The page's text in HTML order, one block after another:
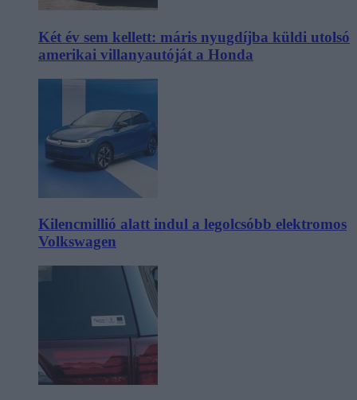
Két év sem kellett: máris nyugdíjba küldi utolsó
amerikai villanyautóját a Honda
Kilencmillió alatt indul a legolcsóbb elektromos
Volkswagen